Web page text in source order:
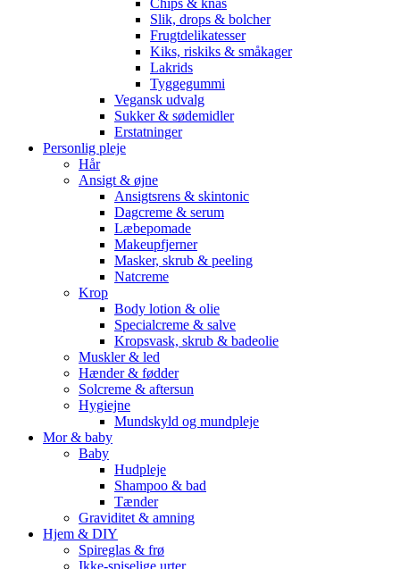
Chips & knas
Slik, drops & bolcher
Frugtdelikatesser
Kiks, riskiks & småkager
Lakrids
Tyggegummi
Vegansk udvalg
Sukker & sødemidler
Erstatninger
Personlig pleje
Hår
Ansigt & øjne
Ansigtsrens & skintonic
Dagcreme & serum
Læbepomade
Makeupfjerner
Masker, skrub & peeling
Natcreme
Krop
Body lotion & olie
Specialcreme & salve
Kropsvask, skrub & badeolie
Muskler & led
Hænder & fødder
Solcreme & aftersun
Hygiejne
Mundskyld og mundpleje
Mor & baby
Baby
Hudpleje
Shampoo & bad
Tænder
Graviditet & amning
Hjem & DIY
Spireglas & frø